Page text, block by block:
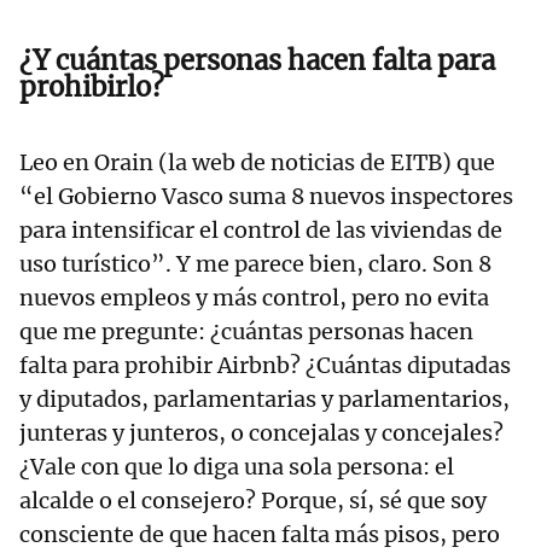
¿Y cuántas personas hacen falta para
prohibirlo?
Leo en Orain (la web de noticias de EITB) que
“el Gobierno Vasco suma 8 nuevos inspectores
para intensificar el control de las viviendas de
uso turístico”. Y me parece bien, claro. Son 8
nuevos empleos y más control, pero no evita
que me pregunte: ¿cuántas personas hacen
falta para prohibir Airbnb? ¿Cuántas diputadas
y diputados, parlamentarias y parlamentarios,
junteras y junteros, o concejalas y concejales?
¿Vale con que lo diga una sola persona: el
alcalde o el consejero? Porque, sí, sé que soy
consciente de que hacen falta más pisos, pero